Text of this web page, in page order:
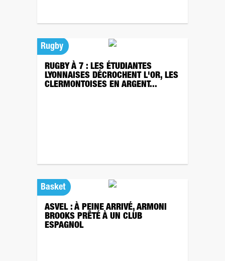
Rugby
RUGBY À 7 : LES ÉTUDIANTES
LYONNAISES DÉCROCHENT L'OR, LES
CLERMONTOISES EN ARGENT...
Basket
ASVEL : À PEINE ARRIVÉ, ARMONI
BROOKS PRÊTÉ À UN CLUB
ESPAGNOL